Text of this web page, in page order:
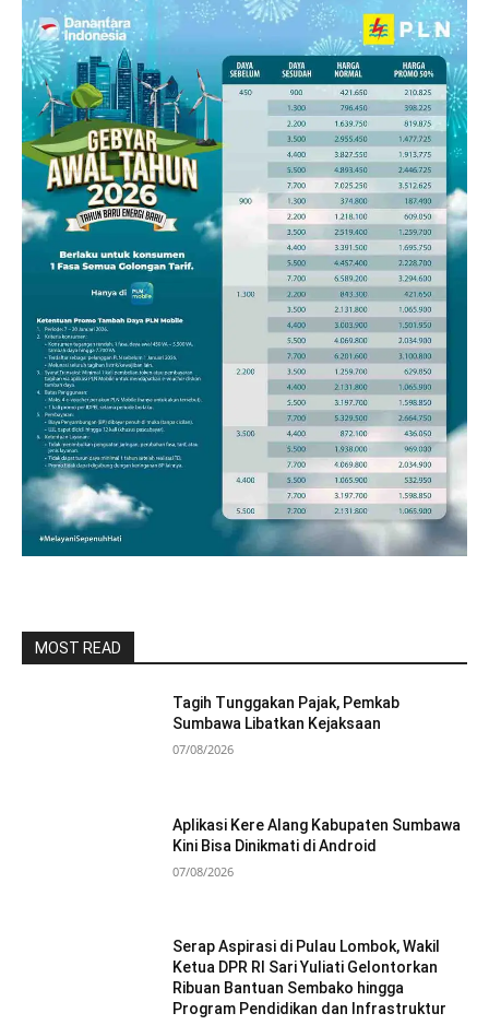
MOST READ
Tagih Tunggakan Pajak, Pemkab
Sumbawa Libatkan Kejaksaan
07/08/2026
Aplikasi Kere Alang Kabupaten Sumbawa
Kini Bisa Dinikmati di Android
07/08/2026
Serap Aspirasi di Pulau Lombok, Wakil
Ketua DPR RI Sari Yuliati Gelontorkan
Ribuan Bantuan Sembako hingga
Program Pendidikan dan Infrastruktur